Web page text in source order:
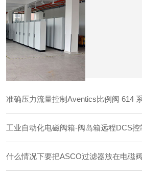
准确压力流量控制Aventics比例阀 614
工业自动化电磁阀箱-阀岛箱远程DCS控
什么情况下要把ASCO过滤器放在电磁